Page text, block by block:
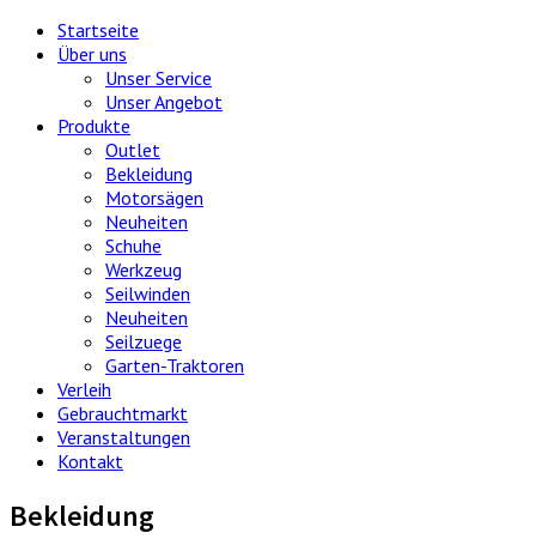
Startseite
Über uns
Unser Service
Unser Angebot
Produkte
Outlet
Bekleidung
Motorsägen
Neuheiten
Schuhe
Werkzeug
Seilwinden
Neuheiten
Seilzuege
Garten-Traktoren
Verleih
Gebrauchtmarkt
Veranstaltungen
Kontakt
Bekleidung